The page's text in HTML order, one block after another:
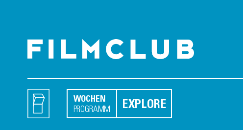
WOCHEN
PROGRAMM EXPLORE